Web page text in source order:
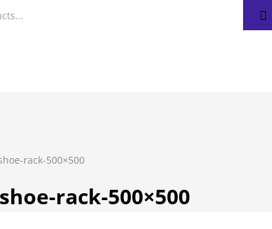
rack-500×500
rack-500×500